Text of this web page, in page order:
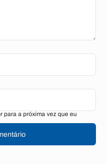
para a próxima vez que eu